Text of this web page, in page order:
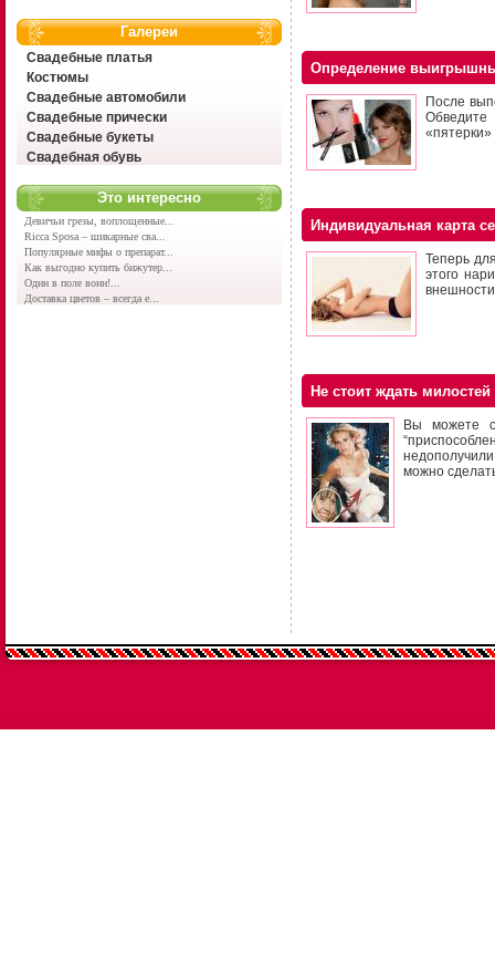
Галереи
Свадебные платья
Костюмы
Свадебные автомобили
Свадебные прически
Свадебные букеты
Свадебная обувь
Это интересно
Девичьи грезы, воплощенные...
Ricca Sposa – шикарные сва...
Популярные мифы о препарат...
Как выгодно купить бижутер...
Один в поле воин!...
Доставка цветов – всегда е...
Определение
После
Обведите
«пятерки»
Индивидуальная карта
Теперь
этого
Не стоит ждать
Вы можете
можно